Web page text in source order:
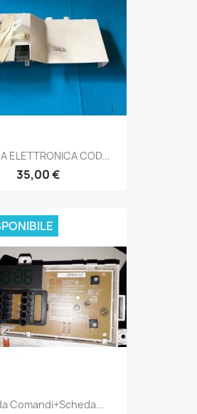
ELETTRONICA COD...
35,00 €
Comandi+scheda...